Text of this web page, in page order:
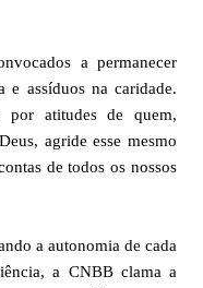
a permanecer
e assíduos na caridade.
por atitudes de quem,
agride esse mesmo
de todos os nossos
a autonomia de cada
a CNBB clama a